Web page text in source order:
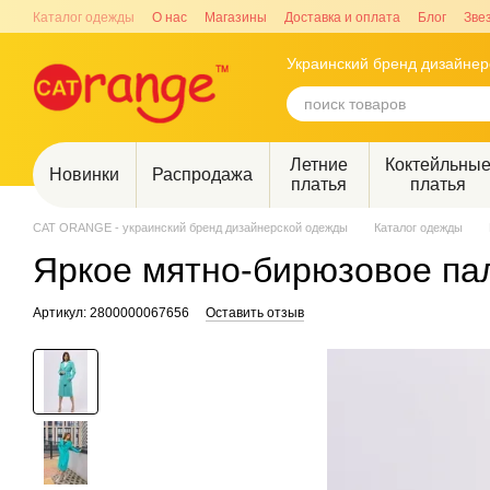
Перейти к основному контенту
Каталог одежды О нас Магазины Доставка и оплата Блог
Украинский бренд
Новинки Распродажа
Летние
платья
платья
CAT ORANGE - украинский бренд дизайнерской одежды Каталог одежды
Яркое мятно-бирюзовое
Артикул: 2800000067656 Оставить отзыв